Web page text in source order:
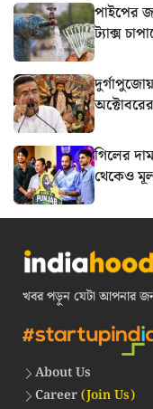
পাইপের
ট্যাক্স
গিলের
থেকেও
খবর পড়ুন যেটা আপনার
About Us
Career(Join Us)